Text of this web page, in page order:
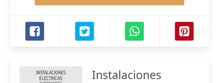
Instalaciones